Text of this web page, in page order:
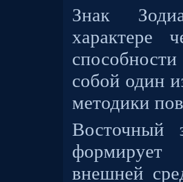
Знак
характере
способности
собой один
методики
Восточный
внешней